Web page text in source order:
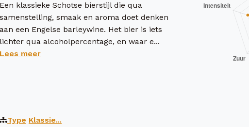
Een klassieke Schotse bierstijl die qua
samenstelling, smaak en aroma doet denken
aan een Engelse barleywine. Het bier is iets
lichter qua alcoholpercentage, en waar e...
Lees meer
Type Klassie...